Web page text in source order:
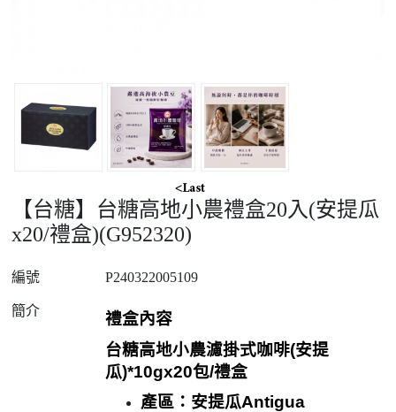
【台糖】台糖高地小農禮盒20入(安提瓜
x20/禮盒)(G952320)
編號 P240322005109
簡介
禮盒內容
台糖高地小農濾掛式咖啡(安提
瓜)*10gx20包/禮盒
產區：安提瓜Antigua